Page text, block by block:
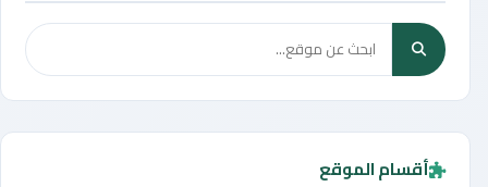
أقسام الموقع